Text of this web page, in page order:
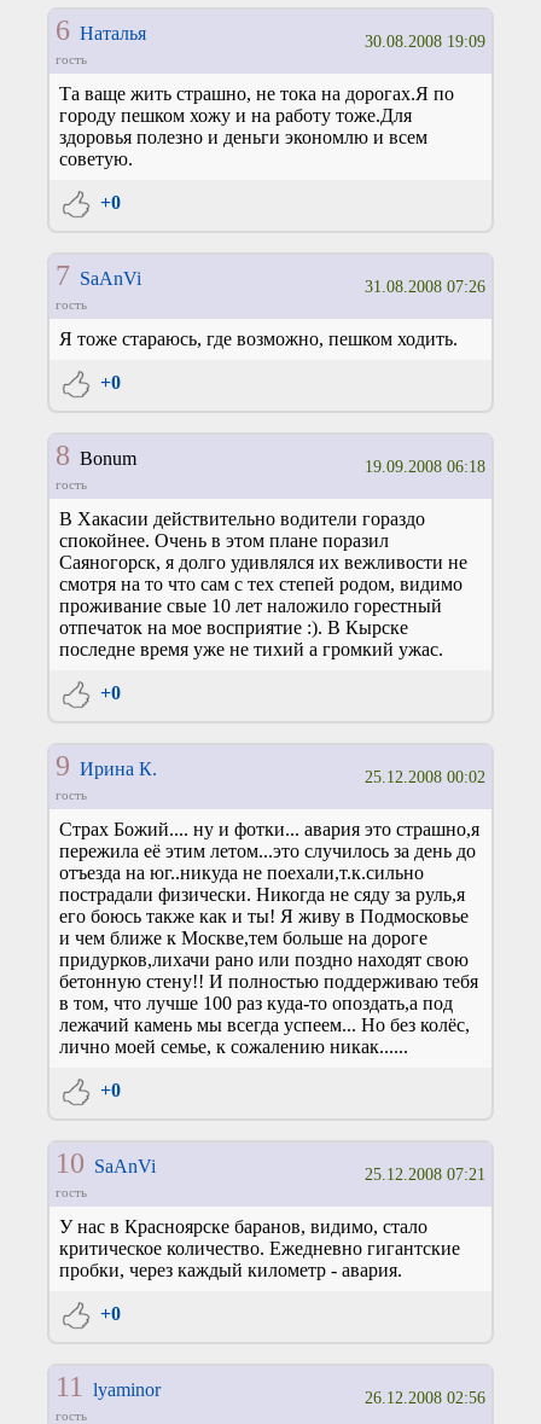
6 Наталья
гость
30.08.2008 19:09
Та ваще жить страшно, не тока на дорогах.Я по
городу пешком хожу и на работу тоже.Для
здоровья полезно и деньги экономлю и всем
советую.
+0
7 SaAnVi
гость
31.08.2008 07:26
Я тоже стараюсь, где возможно, пешком ходить.
+0
8 Bonum
гость
19.09.2008 06:18
В Хакасии действительно водители гораздо
спокойнее. Очень в этом плане поразил
Саяногорск, я долго удивлялся их вежливости не
смотря на то что сам с тех степей родом, видимо
проживание свые 10 лет наложило горестный
отпечаток на мое восприятие :). В Кырске
последне время уже не тихий а громкий ужас.
+0
9 Ирина К.
гость
25.12.2008 00:02
Страх Божий.... ну и фотки... авария это страшно,я
пережила её этим летом...это случилось за день до
отъезда на юг..никуда не поехали,т.к.сильно
пострадали физически. Никогда не сяду за руль,я
его боюсь также как и ты! Я живу в Подмосковье
и чем ближе к Москве,тем больше на дороге
придурков,лихачи рано или поздно находят свою
бетонную стену!! И полностью поддерживаю тебя
в том, что лучше 100 раз куда-то опоздать,а под
лежачий камень мы всегда успеем... Но без колёс,
лично моей семье, к сожалению никак......
+0
10 SaAnVi
гость
25.12.2008 07:21
У нас в Красноярске баранов, видимо, стало
критическое количество. Ежедневно гигантские
пробки, через каждый километр - авария.
+0
11 lyaminor
гость
26.12.2008 02:56